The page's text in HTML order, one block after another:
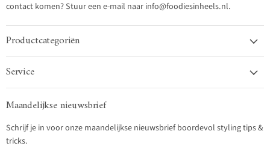
contact komen? Stuur een e-mail naar info@foodiesinheels.nl.
Productcategoriën
Service
Maandelijkse nieuwsbrief
Schrijf je in voor onze maandelijkse nieuwsbrief boordevol styling tips &
tricks.